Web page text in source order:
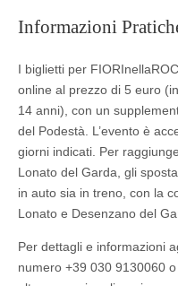
Informazioni
I biglietti per
online al prezzo di 5 euro
14 anni), con un
del Podestà. L’evento è
giorni indicati. Per
Lonato del Garda, gli
in auto sia in treno, con la
Lonato e Desenzano del
Per dettagli e informazioni
numero +39 030 9130060